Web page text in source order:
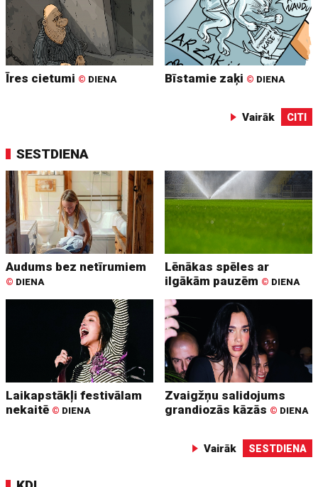
Īres cietumi © DIENA Bīstamie zaķi © DIENA
Vairāk CITI
SESTDIENA
Audums bez netīrumiem
© DIENA
Lēnākas spēles ar
ilgākām pauzēm © DIENA
Laikapstākļi festivālam
nekaitē © DIENA
Zvaigžņu salidojums
grandiozās kāzās © DIENA
Vairāk SESTDIENA